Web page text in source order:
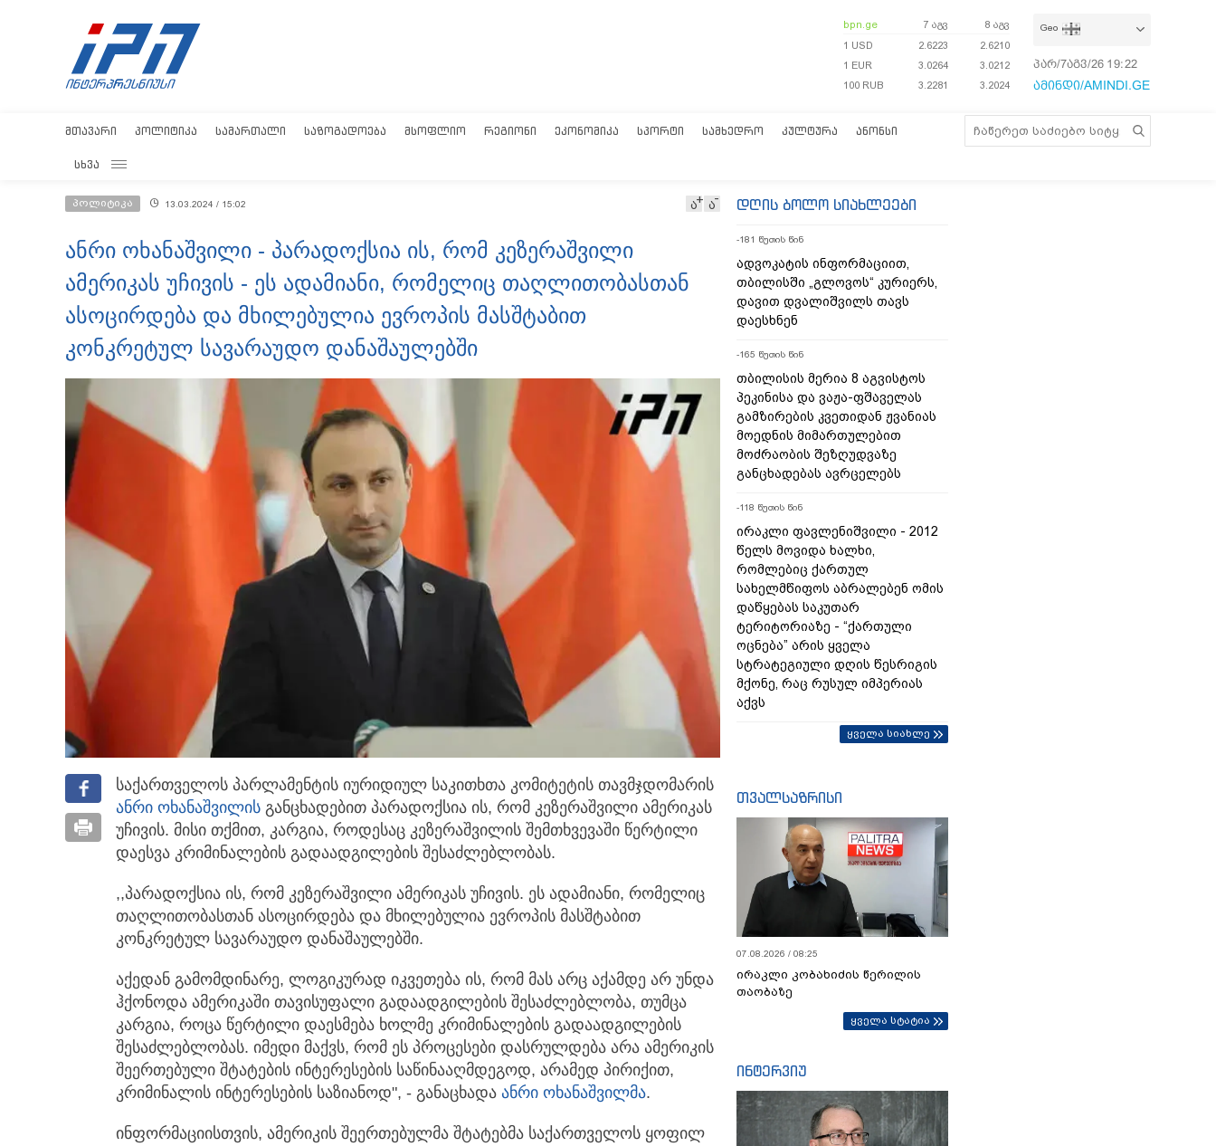
bpn.ge 7 აგვ
8 აგვ
1 USD
2.6223
2.6210
1 EUR
3.0264
3.0212
100 RUB
3.2281 3.2024
Geo
პარ/7აგვ/26 19:22:45
ამინდი/AMINDI.GE
ᲛᲗᲐᲕᲐᲠᲘ ᲞᲝᲚᲘᲢᲘᲙᲐ ᲡᲐᲛᲐᲠᲗᲐᲚᲘ ᲡᲐᲖᲝᲒᲐᲓᲝᲔᲑᲐ ᲛᲡᲝᲤᲚᲘᲝ ᲠᲔᲒᲘᲝᲜᲘ ᲔᲙᲝᲜᲝᲛᲘᲙᲐ ᲡᲞᲝᲠᲢᲘ ᲡᲐᲛᲮᲔᲓᲠᲝ ᲙᲣᲚᲢᲣᲠᲐ ᲐᲜᲝᲜᲡᲘ
ᲡᲮᲕᲐ
პოლიტიკა 13.03.2024 / 15:02 ა ა
ანრი ოხანაშვილი - პარადოქსია ის, რომ კეზერაშვილი
ამერიკას უჩივის - ეს ადამიანი, რომელიც თაღლითობასთან
ასოცირდება და მხილებულია ევროპის მასშტაბით
კონკრეტულ სავარაუდო დანაშაულებში
საქართველოს პარლამენტის იურიდიულ საკითხთა კომიტეტის თავმჯდომარის
ანრი ოხანაშვილის განცხადებით პარადოქსია ის, რომ კეზერაშვილი ამერიკას
უჩივის. მისი თქმით, კარგია, როდესაც კეზერაშვილის შემთხვევაში წერტილი
დაესვა კრიმინალების გადაადგილების შესაძლებლობას.
,,პარადოქსია ის, რომ კეზერაშვილი ამერიკას უჩივის. ეს ადამიანი, რომელიც
თაღლითობასთან ასოცირდება და მხილებულია ევროპის მასშტაბით
კონკრეტულ სავარაუდო დანაშაულებში.
აქედან გამომდინარე, ლოგიკურად იკვეთება ის, რომ მას არც აქამდე არ უნდა
ჰქონოდა ამერიკაში თავისუფალი გადაადგილების შესაძლებლობა, თუმცა
კარგია, როცა წერტილი დაესმება ხოლმე კრიმინალების გადაადგილების
შესაძლებლობას. იმედი მაქვს, რომ ეს პროცესები დასრულდება არა ამერიკის
შეერთებული შტატების ინტერესების საწინააღმდეგოდ, არამედ პირიქით,
კრიმინალის ინტერესების საზიანოდ", - განაცხადა ანრი ოხანაშვილმა.
ინფორმაციისთვის, ამერიკის შეერთებულმა შტატებმა საქართველოს ყოფილ
დღის ბოლო სიახლეები
-181 წუთის წინ
ადვოკატის ინფორმაციით,
თბილისში „გლოვოს“ კურიერს,
დავით დვალიშვილს თავს
დაესხნენ
-165 წუთის წინ
თბილისის მერია 8 აგვისტოს
პეკინისა და ვაჟა-ფშაველას
გამზირების კვეთიდან ჟვანიას
მოედნის მიმართულებით
მოძრაობის შეზღუდვაზე
განცხადებას ავრცელებს
-118 წუთის წინ
ირაკლი ფავლენიშვილი - 2012
წელს მოვიდა ხალხი,
რომლებიც ქართულ
სახელმწიფოს აბრალებენ ომის
დაწყებას საკუთარ
ტერიტორიაზე - “ქართული
ოცნება” არის ყველა
სტრატეგიული დღის წესრიგის
მქონე, რაც რუსულ იმპერიას
აქვს
ყველა სიახლე
თვალსაზრისი
07.08.2026 / 08:25
ირაკლი კობახიძის წერილის
თაობაზე
ყველა სტატია
ინტერვიუ